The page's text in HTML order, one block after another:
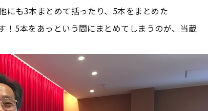
にも3本まとめて括ったり、5本をまとめた
！5本をあっという間にまとめてしまうのが、当蔵